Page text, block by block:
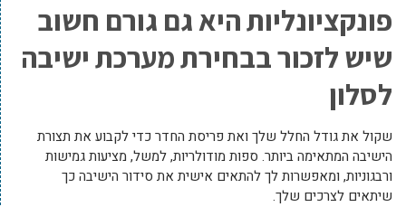
פונקציונליות היא גם גורם חשוב
שיש לזכור בבחירת מערכת ישיבה
לסלון
שקול את גודל החלל שלך ואת פריסת החדר כדי לקבוע את תצורת
הישיבה המתאימה ביותר. ספות מודולריות, למשל, מציעות גמישות
ורבגוניות, ומאפשרות לך להתאים אישית את סידור הישיבה כך
שיתאים לצרכים שלך.